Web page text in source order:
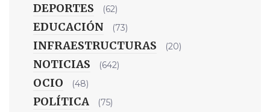
DEPORTES (62)
EDUCACIÓN (73)
INFRAESTRUCTURAS (20)
NOTICIAS (642)
OCIO (48)
POLÍTICA (75)